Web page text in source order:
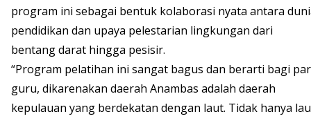
program ini sebagai bentuk kolaborasi nyata antara
pendidikan dan upaya pelestarian lingkungan dari
bentang darat hingga pesisir.
“Program pelatihan ini sangat bagus dan berarti bagi
guru, dikarenakan daerah Anambas adalah daerah
kepulauan yang berdekatan dengan laut. Tidak hanya